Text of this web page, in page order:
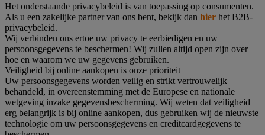
Het onderstaande privacybeleid is van toepassing op consumenten.
Als u een zakelijke partner van ons bent, bekijk dan hier het B2B-
privacybeleid.
Wij verbinden ons ertoe uw privacy te eerbiedigen en uw
persoonsgegevens te beschermen! Wij zullen altijd open zijn over
hoe en waarom we uw gegevens gebruiken.
Veiligheid bij online aankopen is onze prioriteit
Uw persoonsgegevens worden veilig en strikt vertrouwelijk
behandeld, in overeenstemming met de Europese en nationale
wetgeving inzake gegevensbescherming. Wij weten dat veiligheid
erg belangrijk is bij online aankopen, dus gebruiken wij de nieuwste
technologie om uw persoonsgegevens en creditcardgegevens te